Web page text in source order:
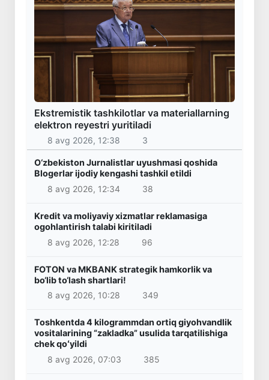
Ekstremistik tashkilotlar va materiallarning
elektron reyestri yuritiladi
8 avg 2026, 12:38 3
O‘zbekiston Jurnalistlar uyushmasi qoshida
Blogerlar ijodiy kengashi tashkil etildi
8 avg 2026, 12:34
38
Kredit va moliyaviy xizmatlar reklamasiga
ogohlantirish talabi kiritiladi
8 avg 2026, 12:28
96
FOTON va MKBANK strategik hamkorlik va
bo‘lib to‘lash shartlari!
8 avg 2026, 10:28
349
Toshkentda 4 kilogrammdan ortiq giyohvandlik
vositalarining “zakladka” usulida tarqatilishiga
chek qoʻyildi
8 avg 2026, 07:03
385